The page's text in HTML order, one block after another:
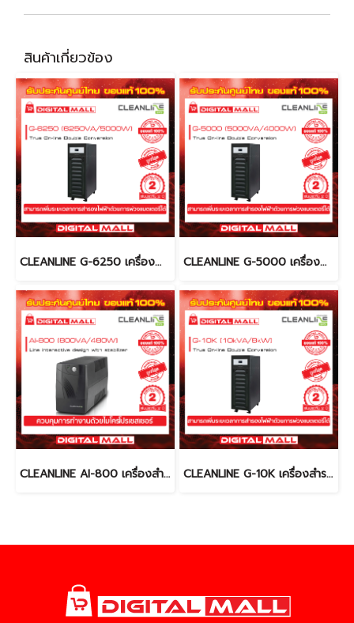
สินค้าเกี่ยวข้อง
CLEANLINE G-6250 เครื่องสำรองไฟ (UPS) CLEANLINE G-5000 เครื่องสำรองไฟ (UPS)
CLEANLINE AI-800 เครื่องสำรองไฟ (UPS) CLEANLINE G-10K เครื่องสำรองไฟ (UPS)